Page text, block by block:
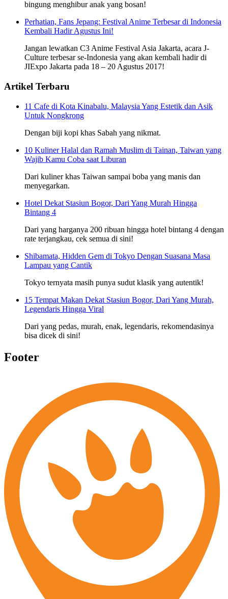
bingung menghibur anak yang bosan!
Perhatian, Fans Jepang: Festival Anime Terbesar di Indonesia
Kembali Hadir Agustus Ini!
Jangan lewatkan C3 Anime Festival Asia Jakarta, acara J-
Culture terbesar se-Indonesia yang akan kembali hadir di
JIExpo Jakarta pada 18 – 20 Agustus 2017!
Artikel Terbaru
11 Cafe di Kota Kinabalu, Malaysia Yang Estetik dan Asik
Untuk Nongkrong
Dengan biji kopi khas Sabah yang nikmat.
10 Kuliner Halal dan Ramah Muslim di Tainan, Taiwan yang
Wajib Kamu Coba saat Liburan
Dari kuliner khas Taiwan sampai boba yang manis dan
menyegarkan.
Hotel Dekat Stasiun Bogor, Dari Yang Murah Hingga
Bintang 4
Dari yang harganya 200 ribuan hingga hotel bintang 4 dengan
rate terjangkau, cek semua di sini!
Shibamata, Hidden Gem di Tokyo Dengan Suasana Masa
Lampau yang Cantik
Tokyo ternyata masih punya sudut klasik yang autentik!
15 Tempat Makan Dekat Stasiun Bogor, Dari Yang Murah,
Legendaris Hingga Viral
Dari yang pedas, murah, enak, legendaris, rekomendasinya
bisa dicek di sini!
Footer